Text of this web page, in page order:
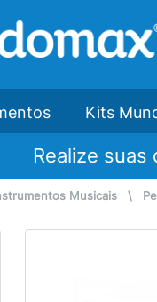
Kits
Realize suas
Musicais \